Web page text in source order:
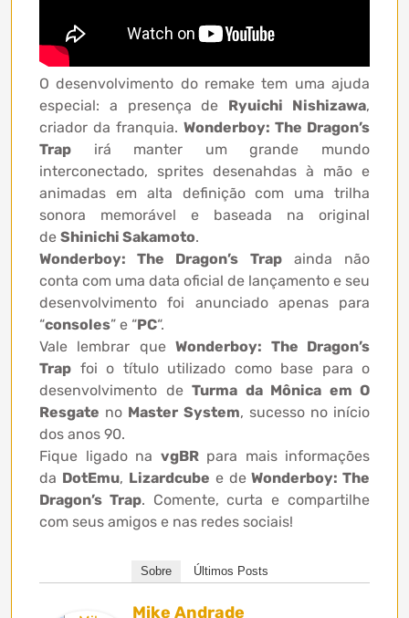
O desenvolvimento do remake tem uma ajuda
especial: a presença de Ryuichi Nishizawa,
criador da franquia. Wonderboy: The Dragon’s
Trap irá manter um grande mundo
interconectado, sprites desenahdas à mão e
animadas em alta definição com uma trilha
sonora memorável e baseada na original
de Shinichi Sakamoto.
Wonderboy: The Dragon’s Trapainda não
conta com uma data oficial de lançamento e seu
desenvolvimento foi anunciado apenas para
“consoles” e “PC“.
Vale lembrar queWonderboy: The Dragon’s
Trap foi o título utilizado como base para o
desenvolvimento de Turma da Mônica em O
Resgate no Master System, sucesso no início
dos anos 90.
Fique ligado na vgBRpara mais informações
da DotEmu, Lizardcube e de Wonderboy: The
Dragon’s Trap. Comente, curta e compartilhe
com seus amigos e nas redes sociais!
Sobre Últimos Posts
Mike Andrade